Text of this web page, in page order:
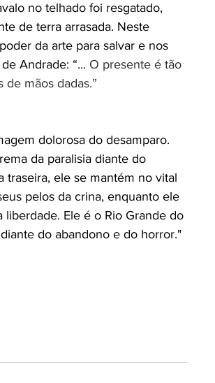
no telhado foi resgatado,
de terra arrasada. Neste
da arte para salvar e nos
Andrade: “... O presente é tão
mãos dadas.”
dolorosa do desamparo.
da paralisia diante do
traseira, ele se mantém no vital
pelos da crina, enquanto ele
Ele é o Rio Grande do
do abandono e do horror."